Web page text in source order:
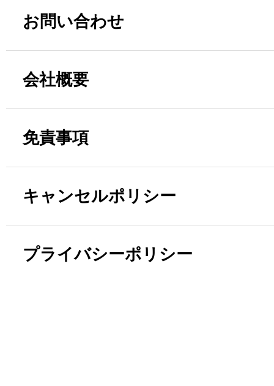
お問い合わせ
会社概要
免責事項
キャンセルポリシー
プライバシーポリシー